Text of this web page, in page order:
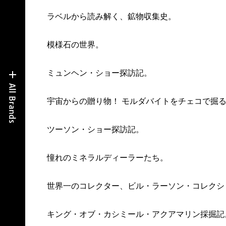
ラベルから読み解く、鉱物収集史。
模様石の世界。
ミュンヘン・ショー探訪記。
宇宙からの贈り物！ モルダバイトをチェコで掘る
ツーソン・ショー探訪記。
憧れのミネラルディーラーたち。
世界一のコレクター、ビル・ラーソン・コレクシ
キング・オブ・カシミール・アクアマリン採掘記